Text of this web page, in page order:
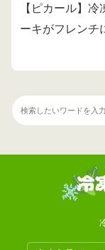
【ピカール】
ーキがフレンチ